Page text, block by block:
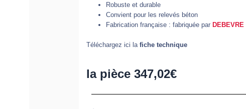
Robuste et durable
Convient pour les relevés béton
Fabrication française : fabriquée par DEBEVRE
Téléchargez ici lafiche technique
la pièce347,02€